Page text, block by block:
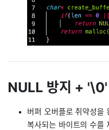
NULL 방지 + '\0'
버퍼 오버플로 취약성을
복사되는 바이트의 수를